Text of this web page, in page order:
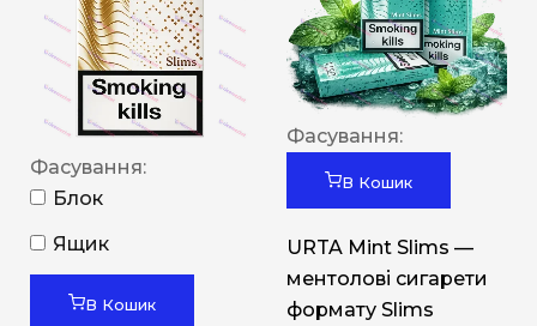
Фасування:
Блок
Ящик
В Кошик
Фасування:
В Кошик
URTA Mint Slims —
ментолові сигарети
формату Slims